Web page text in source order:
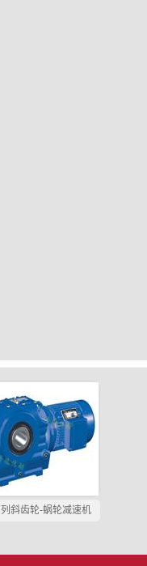
斜齿轮-蜗轮减速机